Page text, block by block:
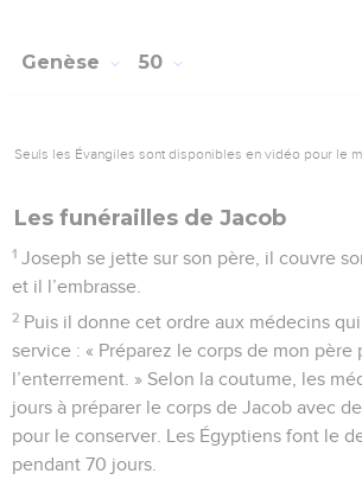
Genèse 50
Seuls les Évangiles sont disponibles en vidéo pour le
Les funérailles de Jacob
1 Joseph se jette sur son père, il couvre
et il l’embrasse.
2 Puis il donne cet ordre aux médecins
service : « Préparez le corps de mon père
l’enterrement. » Selon la coutume, les
jours à préparer le corps de Jacob avec
pour le conserver. Les Égyptiens font le
pendant 70 jours.